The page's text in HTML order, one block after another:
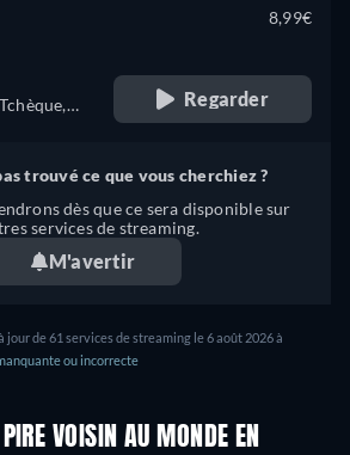
8,99€
Regarder
trouvé ce que vous cherchiez ?
dès que ce sera disponible sur
services de streaming.
M'avertir
jour de 61 services de streaming le 6 août 2026 à
ou incorrecte
VOISIN AU MONDE EN